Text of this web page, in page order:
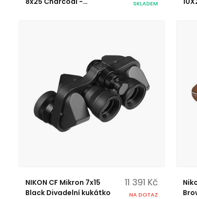
SKLADEM
NIKON CF Mikron 7x15
Black Divadelní kukátko
11 391 Kč
NA DOTAZ